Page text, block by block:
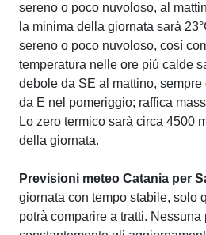
sereno o poco nuvoloso, al
la minima della giornata sarà
sereno o poco nuvoloso, cosí
temperatura nelle ore piú calde
debole da SE al mattino,
da E nel pomeriggio; raffica
Lo zero termico sarà circa 4500
della giornata.
Previsioni meteo Catania per
giornata con tempo stabile, solo
potrà comparire a tratti.